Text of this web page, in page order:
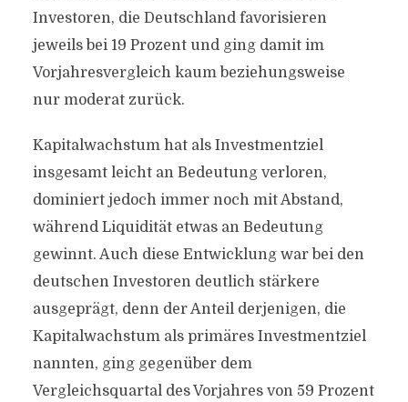
Investoren, die Deutschland favorisieren
jeweils bei 19 Prozent und ging damit im
Vorjahresvergleich kaum beziehungsweise
nur moderat zurück.
Kapitalwachstum hat als Investmentziel
insgesamt leicht an Bedeutung verloren,
dominiert jedoch immer noch mit Abstand,
während Liquidität etwas an Bedeutung
gewinnt. Auch diese Entwicklung war bei den
deutschen Investoren deutlich stärkere
ausgeprägt, denn der Anteil derjenigen, die
Kapitalwachstum als primäres Investmentziel
nannten, ging gegenüber dem
Vergleichsquartal des Vorjahres von 59 Prozent